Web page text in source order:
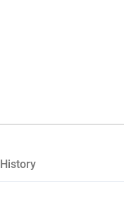
History